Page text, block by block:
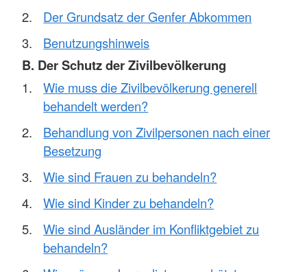
Der Grundsatz der Genfer Abkommen
Benutzungshinweis
B. Der Schutz der Zivilbevölkerung
Wie muss die Zivilbevölkerung generell
behandelt werden?
Behandlung von Zivilpersonen nach einer
Besetzung
Wie sind Frauen zu behandeln?
Wie sind Kinder zu behandeln?
Wie sind Ausländer im Konfliktgebiet zu
behandeln?